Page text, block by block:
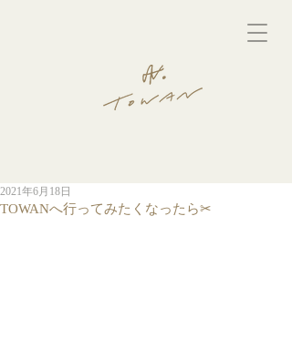
TOWANへ行ってみたくなったら✂︎
2021年6月18日